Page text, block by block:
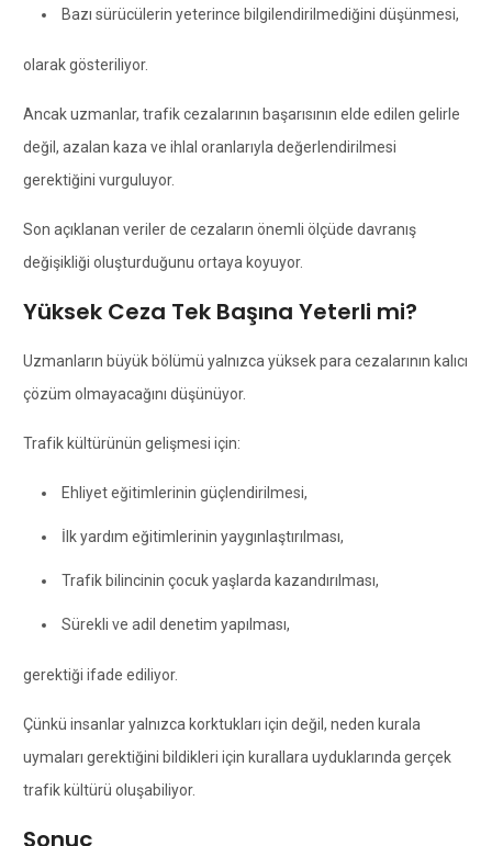
Bazı sürücülerin yeterince bilgilendirilmediğini düşünmesi,
olarak gösteriliyor.
Ancak uzmanlar, trafik cezalarının başarısının elde edilen gelirle
değil, azalan kaza ve ihlal oranlarıyla değerlendirilmesi
gerektiğini vurguluyor.
Son açıklanan veriler de cezaların önemli ölçüde davranış
değişikliği oluşturduğunu ortaya koyuyor.
Yüksek Ceza Tek Başına Yeterli mi?
Uzmanların büyük bölümü yalnızca yüksek para cezalarının kalıcı
çözüm olmayacağını düşünüyor.
Trafik kültürünün gelişmesi için:
Ehliyet eğitimlerinin güçlendirilmesi,
İlk yardım eğitimlerinin yaygınlaştırılması,
Trafik bilincinin çocuk yaşlarda kazandırılması,
Sürekli ve adil denetim yapılması,
gerektiği ifade ediliyor.
Çünkü insanlar yalnızca korktukları için değil, neden kurala
uymaları gerektiğini bildikleri için kurallara uyduklarında gerçek
trafik kültürü oluşabiliyor.
Sonuç